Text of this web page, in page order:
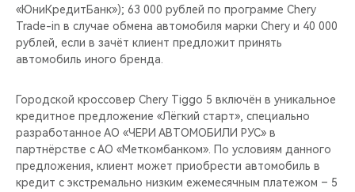
«ЮниКредитБанк»); 63 000 рублей по программе Chery
Trade-in в случае обмена автомобиля марки Chery и 40 000
рублей, если в зачёт клиент предложит принять
автомобиль иного бренда.
Городской кроссовер Chery Tiggo 5 включён в уникальное
кредитное предложение «Лёгкий старт», специально
разработанное АО «ЧЕРИ АВТОМОБИЛИ РУС» в
партнёрстве с АО «Меткомбанком». По условиям данного
предложения, клиент может приобрести автомобиль в
кредит с экстремально низким ежемесячным платежом – 5